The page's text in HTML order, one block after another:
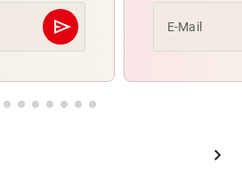
send
Abschicken E-Mail
chevron_right